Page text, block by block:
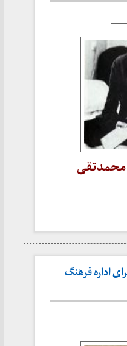
اداره فرهنگ